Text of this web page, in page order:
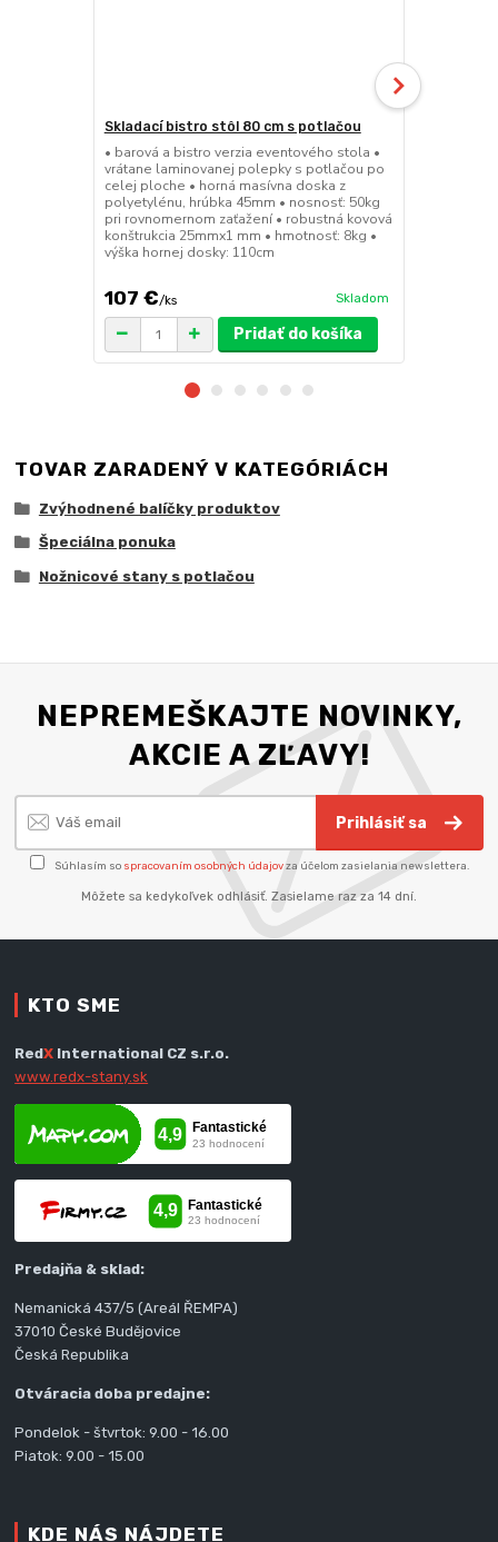
Skladací bistro stôl 80 cm s potlačou
• barová a bistro verzia eventového stola •
vrátane laminovanej polepky s potlačou po
celej ploche • horná masívna doska z
polyetylénu, hrúbka 45mm • nosnosť: 50kg
pri rovnomernom zaťažení • robustná kovová
konštrukcia 25mmx1 mm • hmotnosť: 8kg •
výška hornej dosky: 110cm
107 €/ks Skladom
Pridať do košíka
TOVAR ZARADENÝ V KATEGÓRIÁCH
Zvýhodnené balíčky produktov
Špeciálna ponuka
Nožnicové stany s potlačou
NEPREMEŠKAJTE NOVINKY,
AKCIE A ZĽAVY!
Prihlásiť sa
Súhlasím so spracovaním osobných údajovza účelom zasielania newslettera.
Môžete sa kedykoľvek odhlásiť. Zasielame raz za 14 dní.
KTO SME
RedX International CZ s.r.o.
www.redx-stany.sk
Predajňa & sklad:
Nemanická 437/5 (Areál ŘEMPA)
37010 České Budějovice
Česká Republika
Otváracia doba predajne:
Pondelok - štvrtok: 9.00 - 16.00
Piatok: 9.00 - 15.00
KDE NÁS NÁJDETE